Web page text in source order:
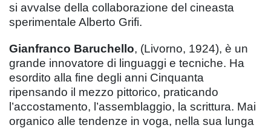
si avvalse della collaborazione del cineasta
sperimentale Alberto Grifi.
Gianfranco Baruchello, (Livorno, 1924), è un
grande innovatore di linguaggi e tecniche. Ha
esordito alla fine degli anni Cinquanta
ripensando il mezzo pittorico, praticando
l’accostamento, l’assemblaggio, la scrittura. Mai
organico alle tendenze in voga, nella sua lunga